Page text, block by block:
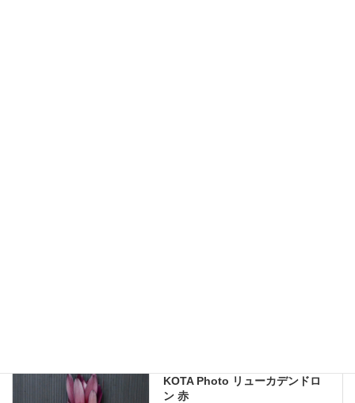
KOTA Photo リューカデンドロ
ン 赤